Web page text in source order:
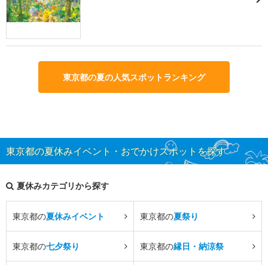
東京都の夏の人気スポットランキング
東京都の夏休みイベント・おでかけスポットを探す
夏休みカテゴリから探す
東京都の夏休みイベント 東京都の夏祭り
東京都の七夕祭り 東京都の縁日・納涼祭